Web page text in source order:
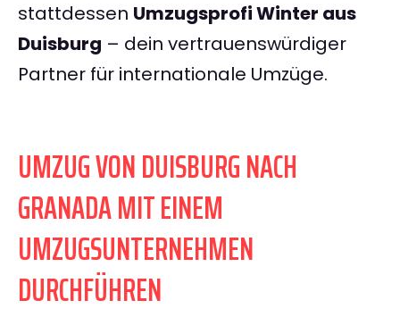
stattdessen Umzugsprofi Winter aus
Duisburg – dein vertrauenswürdiger
Partner für internationale Umzüge.
UMZUG VON DUISBURG NACH
GRANADA MIT EINEM
UMZUGSUNTERNEHMEN
DURCHFÜHREN